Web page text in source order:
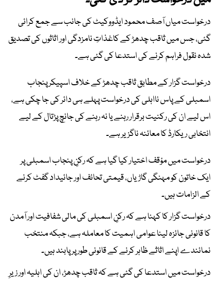
درخواست میاں آصف محمود ایڈووکیٹ کی جانب سے جمع کرائی
گئی، جس میں ثاقب چدھڑ کے کاغذاتِ نامزدگی اور اثاثوں کی تصدیق
شدہ نقول فراہم کرنے کی استدعا کی گئی ہے۔
درخواست گزار کے مطابق ثاقب چدھڑ کے خلاف اسپیکر پنجاب
اسمبلی کے پاس نااہلی کی درخواست پہلے ہی دائر کی جا چکی ہے،
اس لیے ان کی رکنیت برقرار رہنے یا نہ رہنے کی جانچ پڑتال کے لیے
انتخابی ریکارڈ کا معائنہ ناگزیر ہے۔
درخواست میں مؤقف اختیار کیا گیا ہے کہ رکنِ پنجاب اسمبلی پر
ایک خاتون کو مہنگی گاڑیاں، قیمتی تحائف اور جائیداد گفٹ کرنے
کے الزامات ہیں۔
درخواست گزار کا کہنا ہے کہ رکنِ اسمبلی کی مالی شفافیت اور آمدن
کا قانونی جائزہ لینا عوامی اہمیت کا معاملہ ہے، جبکہ منتخب
نمائندے اپنے اثاثے ظاہر کرنے کے قانونی طور پر پابند ہیں۔
درخواست میں استدعا کی گئی ہے کہ ثاقب چدھڑ، ان کی اہلیہ اور زیرِ